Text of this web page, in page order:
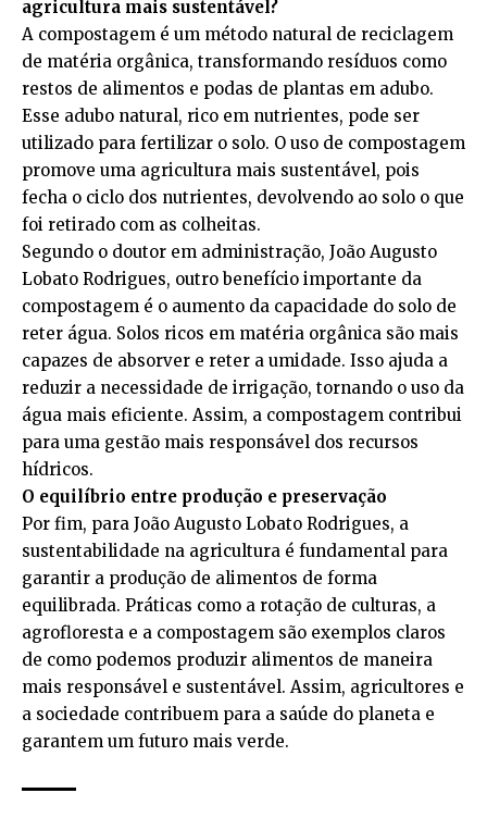
agricultura mais sustentável?
A compostagem é um método natural de reciclagem
de matéria orgânica, transformando resíduos como
restos de alimentos e podas de plantas em adubo.
Esse adubo natural, rico em nutrientes, pode ser
utilizado para fertilizar o solo. O uso de compostagem
promove uma agricultura mais sustentável, pois
fecha o ciclo dos nutrientes, devolvendo ao solo o que
foi retirado com as colheitas.
Segundo o doutor em administração, João Augusto
Lobato Rodrigues, outro benefício importante da
compostagem é o aumento da capacidade do solo de
reter água. Solos ricos em matéria orgânica são mais
capazes de absorver e reter a umidade. Isso ajuda a
reduzir a necessidade de irrigação, tornando o uso da
água mais eficiente. Assim, a compostagem contribui
para uma gestão mais responsável dos recursos
hídricos.
O equilíbrio entre produção e preservação
Por fim, para João Augusto Lobato Rodrigues, a
sustentabilidade na agricultura é fundamental para
garantir a produção de alimentos de forma
equilibrada. Práticas como a rotação de culturas, a
agrofloresta e a compostagem são exemplos claros
de como podemos produzir alimentos de maneira
mais responsável e sustentável. Assim, agricultores e
a sociedade contribuem para a saúde do planeta e
garantem um futuro mais verde.